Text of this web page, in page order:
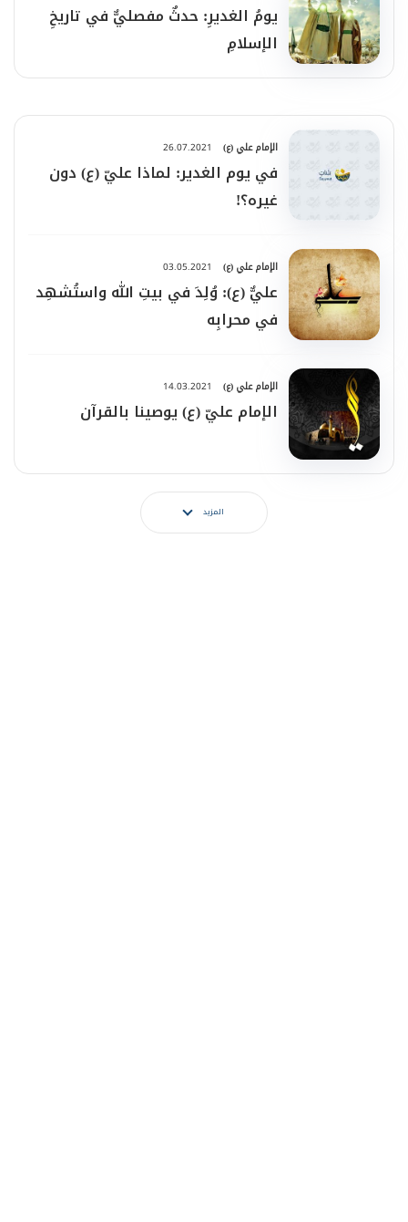
يومُ الغديرِ: حدثٌ مفصليٌّ في تاريخِ
الإسلامِ
الإمام علي (ع) 26.07.2021
في يوم الغدير: لماذا عليّ (ع) دون
غيره؟!
الإمام علي (ع) 03.05.2021
عليٌّ (ع): وُلِدَ في بيتِ الله واستُشهِد
في محرابِه
الإمام علي (ع) 14.03.2021
الإمام عليّ (ع) يوصينا بالقرآن
المزيد